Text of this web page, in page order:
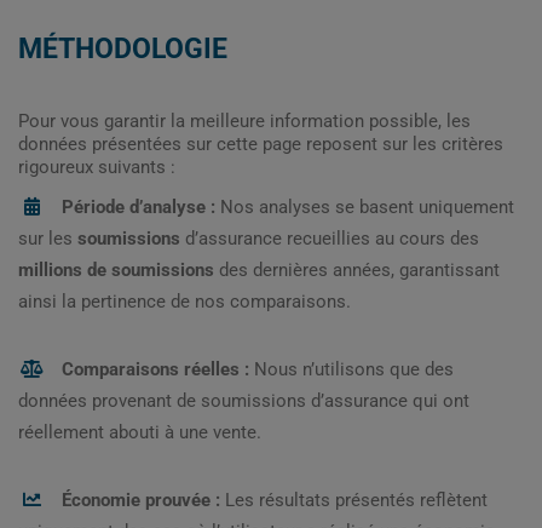
MÉTHODOLOGIE
Pour vous garantir la meilleure information possible, les
données présentées sur cette page reposent sur les critères
rigoureux suivants :
Période d’analyse : Nos analyses se basent uniquement
sur les soumissions d’assurance recueillies au cours des
millions de soumissions des dernières années, garantissant
ainsi la pertinence de nos comparaisons.
Comparaisons réelles : Nous n’utilisons que des
données provenant de soumissions d’assurance qui ont
réellement abouti à une vente.
Économie prouvée : Les résultats présentés reflètent